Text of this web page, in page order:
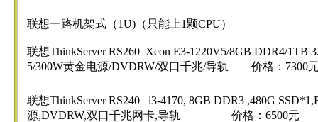
联想一路机架式（1U)（只能上1颗CPU）
联想ThinkServer RS260 Xeon E3-1220V5/8GB DDR4/1TB
5/300W黄金电源/DVDRW/双口千兆/导轨 价格：7300
联想ThinkServer RS240 i3-4170, 8GB DDR3 ,480G
源,DVDRW,双口千兆网卡,导轨 价格：6500元